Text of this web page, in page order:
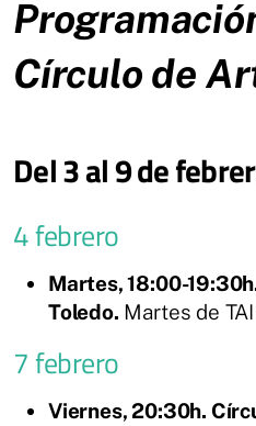
Círculo de
Del 3 al 9 de
4 febrero
Martes, 18:00-
Toledo. Martes de
7 febrero
Viernes, 20:30h.